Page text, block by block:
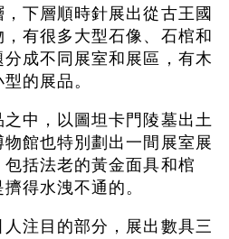
下層順時針展出從古王國
有很多大型石像、石棺和
成不同展室和展區，有木
的展品。
中，以圖坦卡門陵墓出土
館也特別劃出一間展室展
括法老的黃金面具和棺
得水洩不通的。
注目的部分，展出數具三